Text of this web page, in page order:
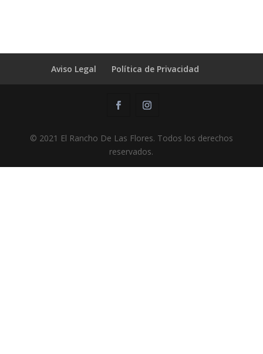
Aviso Legal Política de Privacidad
© 2021 El Rancho De Las Flores. Todos los derechos
reservados.